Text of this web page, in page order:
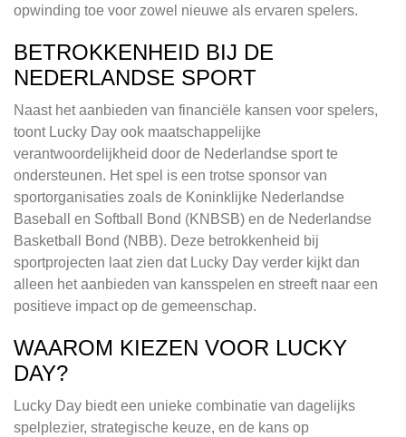
opwinding toe voor zowel nieuwe als ervaren spelers.
BETROKKENHEID BIJ DE
NEDERLANDSE SPORT
Naast het aanbieden van financiële kansen voor spelers,
toont Lucky Day ook maatschappelijke
verantwoordelijkheid door de Nederlandse sport te
ondersteunen. Het spel is een trotse sponsor van
sportorganisaties zoals de Koninklijke Nederlandse
Baseball en Softball Bond (KNBSB) en de Nederlandse
Basketball Bond (NBB). Deze betrokkenheid bij
sportprojecten laat zien dat Lucky Day verder kijkt dan
alleen het aanbieden van kansspelen en streeft naar een
positieve impact op de gemeenschap.
WAAROM KIEZEN VOOR LUCKY
DAY?
Lucky Day biedt een unieke combinatie van dagelijks
spelplezier, strategische keuze, en de kans op